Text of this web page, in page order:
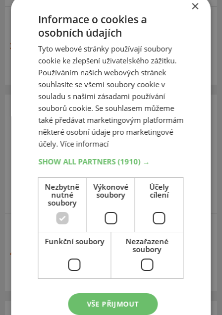
3 893 Kč
Momentálně nedostupné
PIT BULL
GROWLER XOR
27 11
4 255 Kč
Momentálně nedostupné
×
Informace o cookies a
osobních údajích
Tyto webové stránky používají soubory
cookie ke zlepšení uživatelského zážitku.
Používáním našich webových stránek
souhlasíte se všemi soubory cookie v
souladu s našimi zásadami používání
souborů cookie. Se souhlasem můžeme
také předávat marketingovým platformám
některé osobní údaje pro marketingové
účely.Více informací
SHOW ALL PARTNERS(1910) →
Nezbytně
nutné
soubory
Výkonové
soubory
Účely
cílení
Funkční soubory
Nezařazené
soubory
VŠE PŘIJMOUT